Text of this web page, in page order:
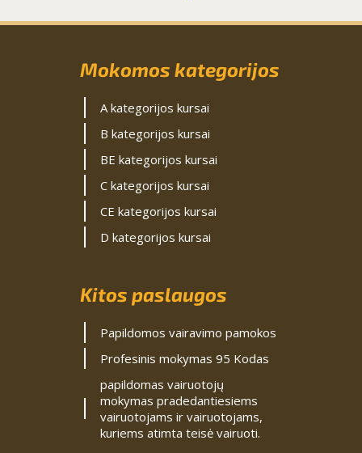
Mokomos kategorijos
A kategorijos kursai
B kategorijos kursai
BE kategorijos kursai
C kategorijos kursai
CE kategorijos kursai
D kategorijos kursai
Kitos paslaugos
Papildomos vairavimo pamokos
Profesinis mokymas 95 Kodas
papildomas vairuotojų
mokymas pradedantiesiems
vairuotojams ir vairuotojams,
kuriems atimta teisė vairuoti.